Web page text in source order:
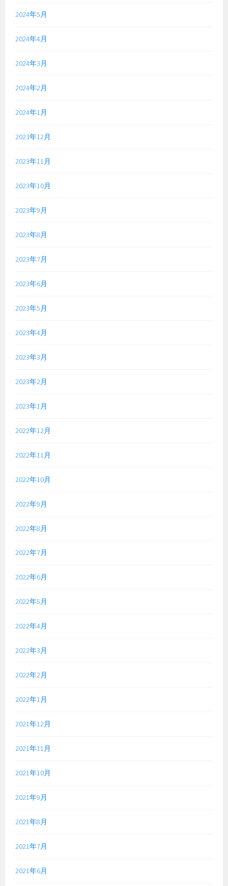
2024年5月
2024年4月
2024年3月
2024年2月
2024年1月
2023年12月
2023年11月
2023年10月
2023年9月
2023年8月
2023年7月
2023年6月
2023年5月
2023年4月
2023年3月
2023年2月
2023年1月
2022年12月
2022年11月
2022年10月
2022年9月
2022年8月
2022年7月
2022年6月
2022年5月
2022年4月
2022年3月
2022年2月
2022年1月
2021年12月
2021年11月
2021年10月
2021年9月
2021年8月
2021年7月
2021年6月